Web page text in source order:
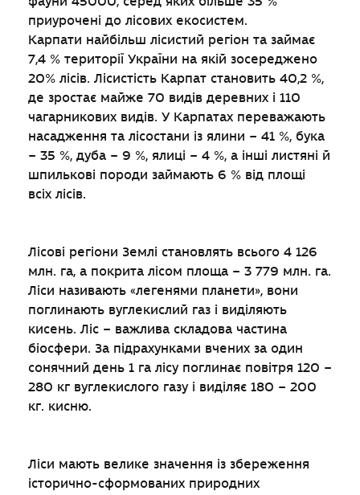
приурочені до лісових екосистем.
Карпати найбільш лісистий регіон та займає
7,4 % території України на якій зосереджено
20% лісів. Лісистість Карпат становить 40,2 %,
де зростає майже 70 видів деревних і 110
чагарникових видів. У Карпатах переважають
насадження та лісостани із ялини – 41 %, бука
– 35 %, дуба – 9 %, ялиці – 4 %, а інші листяні й
шпилькові породи займають 6 % від площі
всіх лісів.
Лісові регіони Землі становлять всього 4 126
млн. га, а покрита лісом площа – 3 779 млн. га.
Ліси називають «легенями планети», вони
поглинають вуглекислий газ і виділяють
кисень. Ліс – важлива складова частина
біосфери. За підрахунками вчених за один
сонячний день 1 га лісу поглинає повітря 120 –
280 кг вуглекислого газу і виділяє 180 – 200
кг. кисню.
Ліси мають велике значення із збереження
історично-сформованих природних